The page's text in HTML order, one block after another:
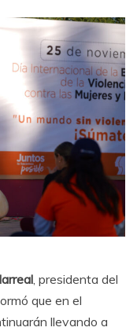
, presidenta del
que en el
llevando a